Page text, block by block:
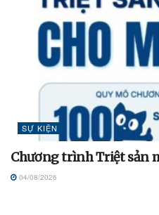
SỰ KIỆN
Chương trình Triệt sản
04/08/2026